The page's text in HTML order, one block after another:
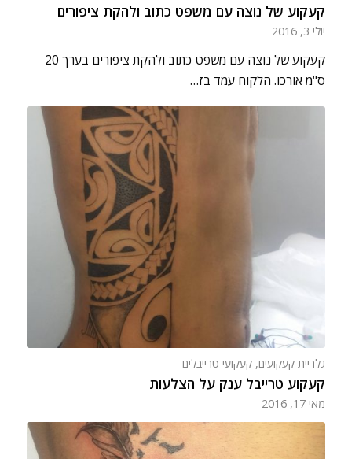
קעקוע של נוצה עם משפט כתוב ולהקת ציפורים
יולי 3, 2016
קעקוע של נוצה עם משפט כתוב ולהקת ציפורים בערך 20
ס"מ אורכו. הלקוח עמד בז…
גלריית קעקועים, קעקועי טרייבלים
קעקוע טרייבל ענק על הצלעות
מאי 17, 2016